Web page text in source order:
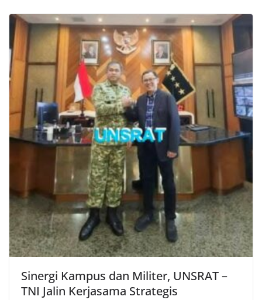
Sinergi Kampus dan Militer, UNSRAT –
TNI Jalin Kerjasama Strategis